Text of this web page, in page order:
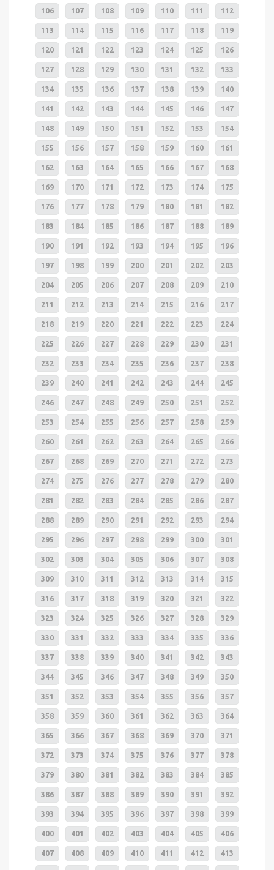
106 107 108 109 110 111 112
113 114 115 116 117 118 119
120 121 122 123 124 125 126
127 128 129 130 131 132 133
134 135 136 137 138 139 140
141 142 143 144 145 146 147
148 149 150 151 152 153 154
155 156 157 158 159 160 161
162 163 164 165 166 167 168
169 170 171 172 173 174 175
176 177 178 179 180 181 182
183 184 185 186 187 188 189
190 191 192 193 194 195 196
197 198 199 200 201 202 203
204 205 206 207 208 209 210
211 212 213 214 215 216 217
218 219 220 221 222 223 224
225 226 227 228 229 230 231
232 233 234 235 236 237 238
239 240 241 242 243 244 245
246 247 248 249 250 251 252
253 254 255 256 257 258 259
260 261 262 263 264 265 266
267 268 269 270 271 272 273
274 275 276 277 278 279 280
281 282 283 284 285 286 287
288 289 290 291 292 293 294
295 296 297 298 299 300 301
302 303 304 305 306 307 308
309 310 311 312 313 314 315
316 317 318 319 320 321 322
323 324 325 326 327 328 329
330 331 332 333 334 335 336
337 338 339 340 341 342 343
344 345 346 347 348 349 350
351 352 353 354 355 356 357
358 359 360 361 362 363 364
365 366 367 368 369 370 371
372 373 374 375 376 377 378
379 380 381 382 383 384 385
386 387 388 389 390 391 392
393 394 395 396 397 398 399
400 401 402 403 404 405 406
407 408 409 410 411 412 413